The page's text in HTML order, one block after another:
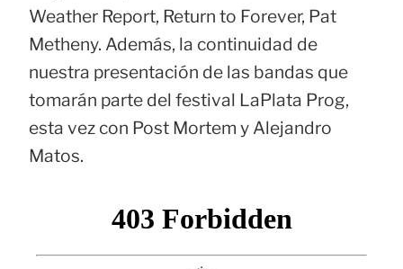
Weather Report, Return to Forever, Pat
Metheny. Además, la continuidad de
nuestra presentación de las bandas que
tomarán parte del festival LaPlata Prog,
esta vez con Post Mortem y Alejandro
Matos.